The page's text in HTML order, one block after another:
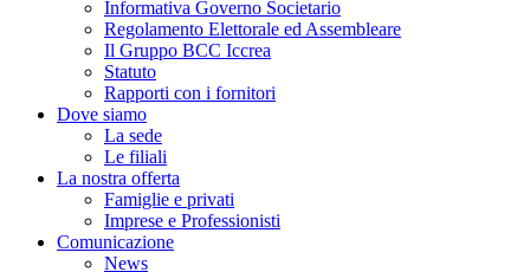
Informativa Governo Societario
Regolamento Elettorale ed Assembleare
Il Gruppo BCC Iccrea
Statuto
Rapporti con i fornitori
Dove siamo
La sede
Le filiali
La nostra offerta
Famiglie e privati
Imprese e Professionisti
Comunicazione
News